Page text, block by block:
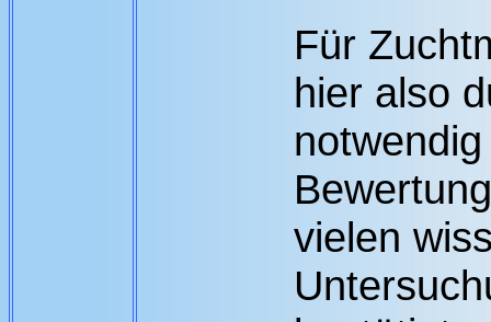
Für
hier also
vielen